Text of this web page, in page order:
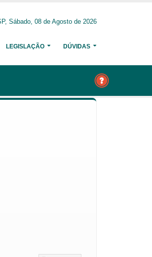
Sábado, 08 de Agosto de 2026
LEGISLAÇÃO DÚVIDAS